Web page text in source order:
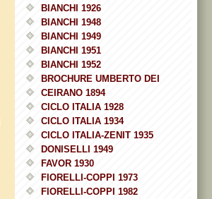
BIANCHI 1926
BIANCHI 1948
BIANCHI 1949
BIANCHI 1951
BIANCHI 1952
BROCHURE UMBERTO DEI
CEIRANO 1894
CICLO ITALIA 1928
CICLO ITALIA 1934
CICLO ITALIA-ZENIT 1935
DONISELLI 1949
FAVOR 1930
FIORELLI-COPPI 1973
FIORELLI-COPPI 1982